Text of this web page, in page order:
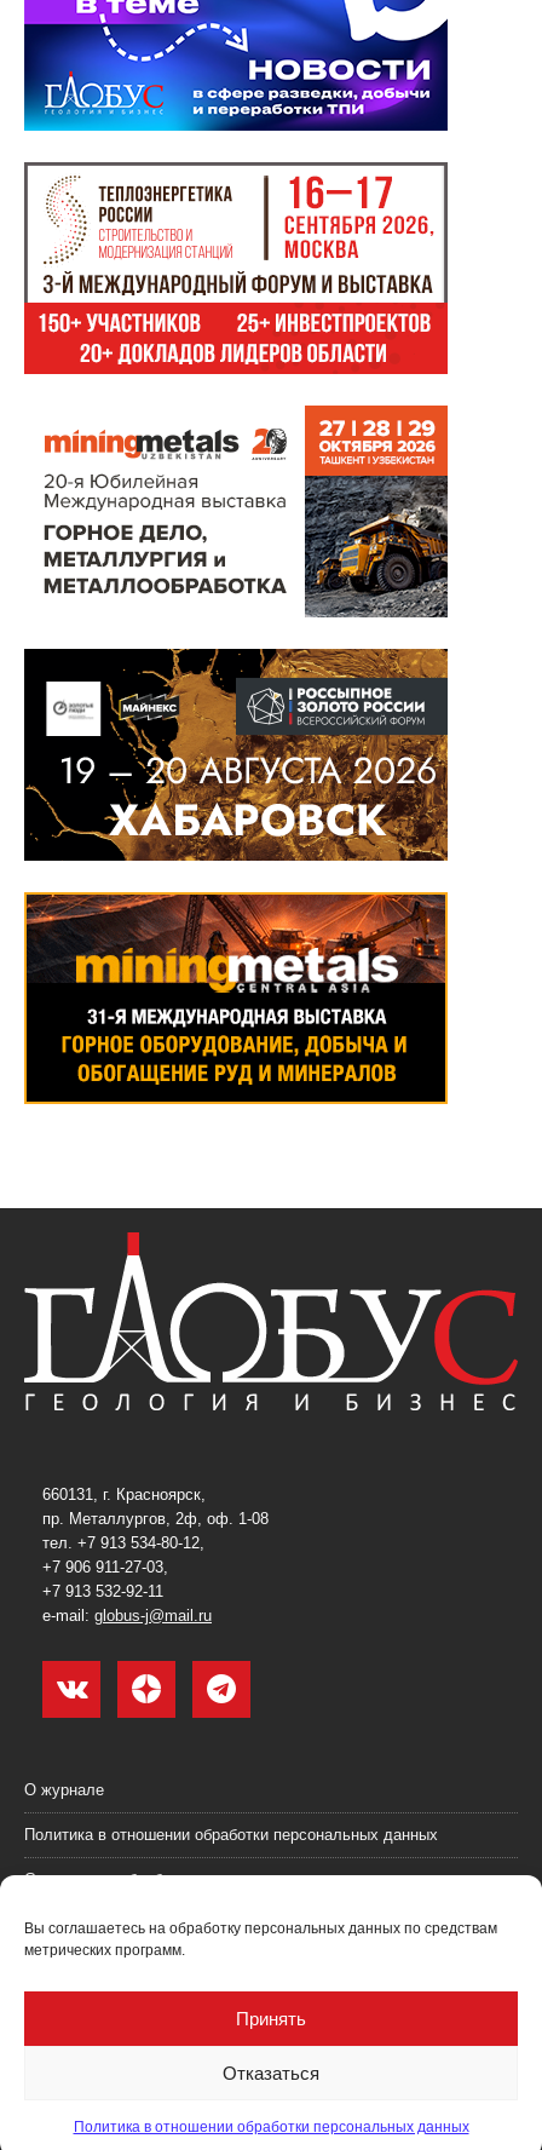
Вы соглашаетесь на обработку персональных данных по средствам
метрических программ.
Принять
Отказаться
Политика в отношении обработки персональных данных
660131, г. Красноярск,
пр. Металлургов, 2ф, оф. 1-08
тел. +7 913 534-80-12,
+7 906 911-27-03,
+7 913 532-92-11
e-mail: globus-j@mail.ru
О журнале
Политика в отношении обработки персональных данных
Согласие на обработку персональных данных
Пользовательское соглашение (оферта)
Журнал "Глобус: геология и бизнес" @ 2021. Все права соблюдены.